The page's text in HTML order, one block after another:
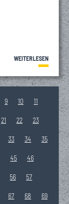
WEITERLESEN
9 10 11
21 22 23
33 34 35
45 46
56 57
67 68 69